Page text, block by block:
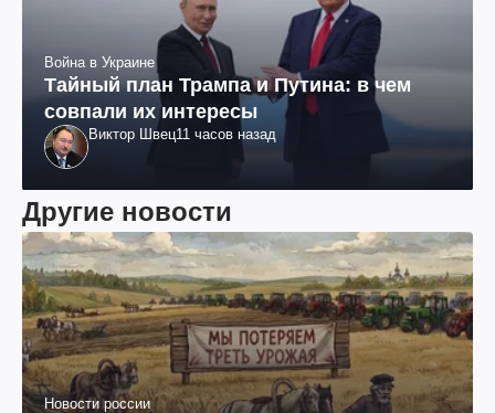
Война в Украине
Тайный план Трампа и Путина: в чем
совпали их интересы
Виктор Швец11 часов назад
Другие новости
Новости россии